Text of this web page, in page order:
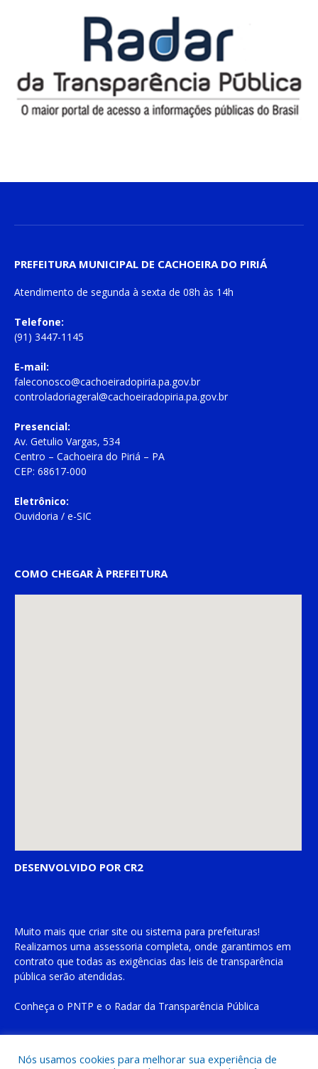
PREFEITURA MUNICIPAL DE CACHOEIRA DO PIRIÁ
Atendimento de segunda à sexta de 08h às 14h
Telefone:
(91) 3447-1145
E-mail:
faleconosco@cachoeiradopiria.pa.gov.br
controladoriageral@cachoeiradopiria.pa.gov.br
Presencial:
Av. Getulio Vargas, 534
Centro – Cachoeira do Piriá – PA
CEP: 68617-000
Eletrônico:
Ouvidoria / e-SIC
COMO CHEGAR À PREFEITURA
DESENVOLVIDO POR CR2
Muito mais que criar site ou sistema para prefeituras!
Realizamos uma assessoria completa, onde garantimos em
contrato que todas as exigências das leis de transparência
pública serão atendidas.
Conheça o PNTP e o Radar da Transparência Pública
Nós usamos cookies para melhorar sua experiência de